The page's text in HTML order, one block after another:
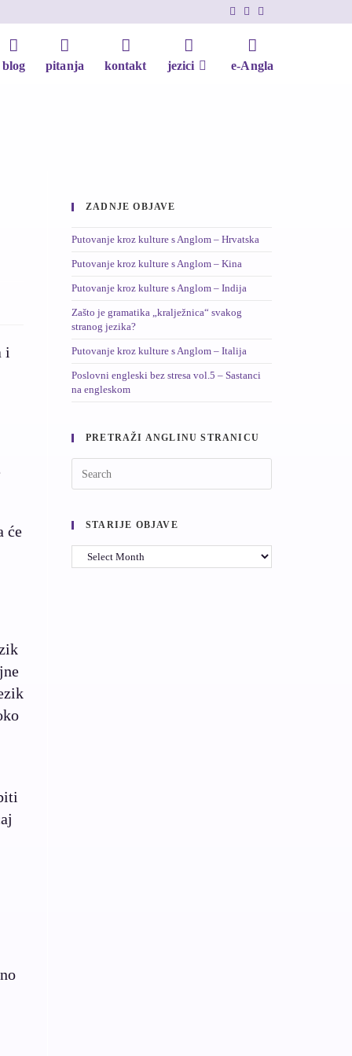
blog pitanja kontakt jezici e-Angla
će
ZADNJE OBJAVE
Putovanje kroz kulture s Anglom – Hrvatska
Putovanje kroz kulture s Anglom – Kina
Putovanje kroz kulture s Anglom – Indija
Zašto je gramatika „kralježnica“ svakog
stranog jezika?
Putovanje kroz kulture s Anglom – Italija
Poslovni engleski bez stresa vol.5 – Sastanci
na engleskom
PRETRAŽI ANGLINU STRANICU
STARIJE OBJAVE